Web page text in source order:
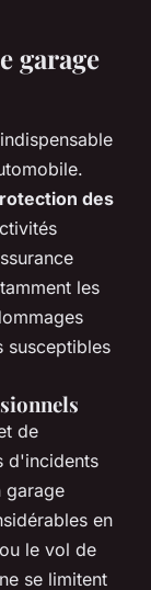
garage
des
les
susceptibles
de
d'incidents
garage
en
le vol de
se limitent